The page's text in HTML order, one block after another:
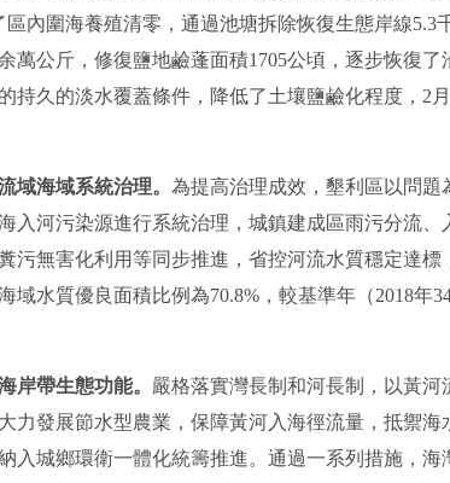
內圍海養殖清零，通過池塘拆除恢復生態岸線5.3
萬公斤，修復鹽地鹼蓬面積1705公頃，逐步恢復
持久的淡水覆蓋條件，降低了土壤鹽鹼化程度，2
域海域系統治理。 為提高治理成效，墾利區以問
入河污染源進行系統治理，城鎮建成區雨污分流
污無害化利用等同步推進，省控河流水質穩定達標
域水質優良面積比例為70.8%，較基準年（2018年
岸帶生態功能。 嚴格落實灣長制和河長制，以黃
力發展節水型農業，保障黃河入海徑流量，抵禦
入城鄉環衛一體化統籌推進。通過一系列措施，